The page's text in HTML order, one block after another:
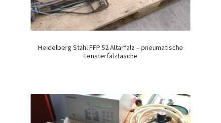
Heidelberg Stahl FFP 52 Altarfalz – pneumatische
Fensterfalztasche